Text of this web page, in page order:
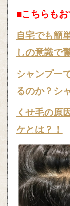
■こちらもお
自宅でも簡
しの意識で
シャンプー
るのか？シ
くせ毛の原
ケとは？！